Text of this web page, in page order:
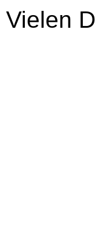
Vielen